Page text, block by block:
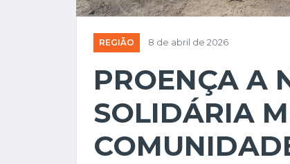
REGIÃO 8 de abril de 2026
PROENÇA A
SOLIDÁRIA